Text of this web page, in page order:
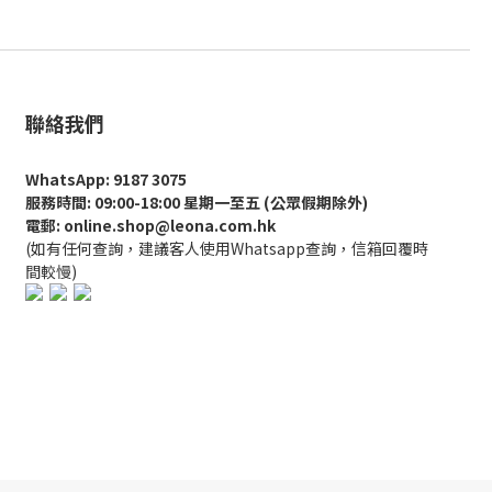
聯絡我們
WhatsApp: 9187 3075
服務時間: 09:00-18:00 星期一至五 (公眾假期除外)
電郵: online.shop@leona.com.hk
(如有任何查詢，建議客人使用Whatsapp查詢，信箱回覆時
間較慢)